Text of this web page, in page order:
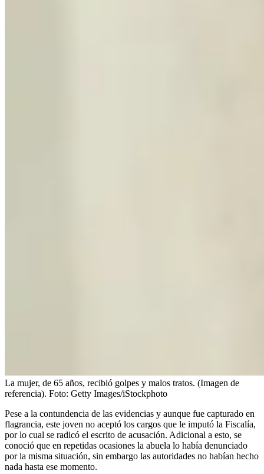
La mujer, de 65 años, recibió golpes y malos tratos. (Imagen de
referencia). Foto: Getty Images/iStockphoto
Pese a la contundencia de las evidencias y aunque fue capturado en
flagrancia, este joven no aceptó los cargos que le imputó la Fiscalía,
por lo cual se radicó el escrito de acusación. Adicional a esto, se
conoció que en repetidas ocasiones la abuela lo había denunciado
por la misma situación, sin embargo las autoridades no habían hecho
nada hasta ese momento.